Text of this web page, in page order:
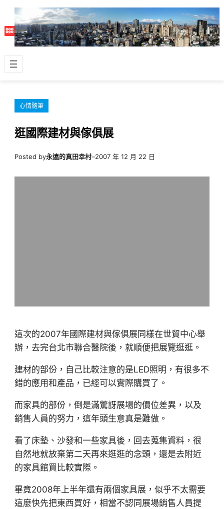
主
容
心情隨筆
逛國際建材與傢俱展
Posted by永遠的真田幸村–2007 年 12 月 22 日
這次的2007年國際建材與傢俱展同樣在世貿中心舉
辦，去完台北市聯合醫院後，就順便把展覽逛逛。
建材的部份，自己比較注意的是LED照明，有很多不
錯的應用和產品，已經可以實際購買了。
而家具的部份，倒是滿驚訝展場的價位差異，以及
銷售人員的努力，這年頭生意真是難做。
看了床墊、沙發和一些家具後，回去蒐集資料，很
自然地就放棄第二天再來逛逛的念頭，還是去附近
的家具館買比較實際。
畢竟2008年上半年還有兩個家具展，似乎不太需要
這麼快先把東西買好，相當不認同展場銷售人員提